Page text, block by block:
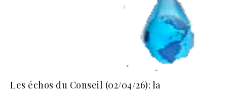
Les échos du Conseil (02/04/26): la